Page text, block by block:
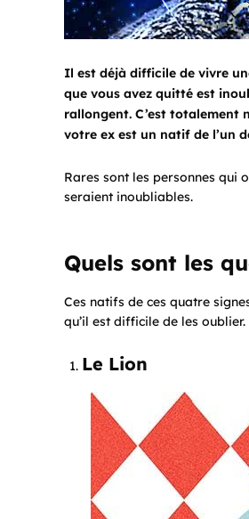
Il est déjà difficile de vivre
que vous avez quitté est
rallongent. C’est totalement
votre ex est un natif de l’un
Rares sont les personnes qui
seraient inoubliables.
Quels sont les
Ces natifs de ces quatre
qu’il est difficile de les oublier.
Le Lion